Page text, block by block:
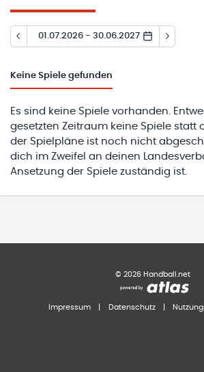
01.07.2026 - 30.06.2027
Keine Spiele gefunden
Es sind keine Spiele vorhanden.
gesetzten Zeitraum keine Spiele statt
der Spielpläne ist noch nicht
dich im Zweifel an deinen
Ansetzung der Spiele zuständig ist.
© 2026 Handball.net
Impressum Datenschutz